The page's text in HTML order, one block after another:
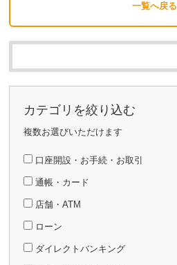
一覧へ戻る
カテゴリを絞り込む
複数お選びいただけます
口座開設・お手続・お取引
通帳・カード
店舗・ATM
ローン
ダイレクトバンキング